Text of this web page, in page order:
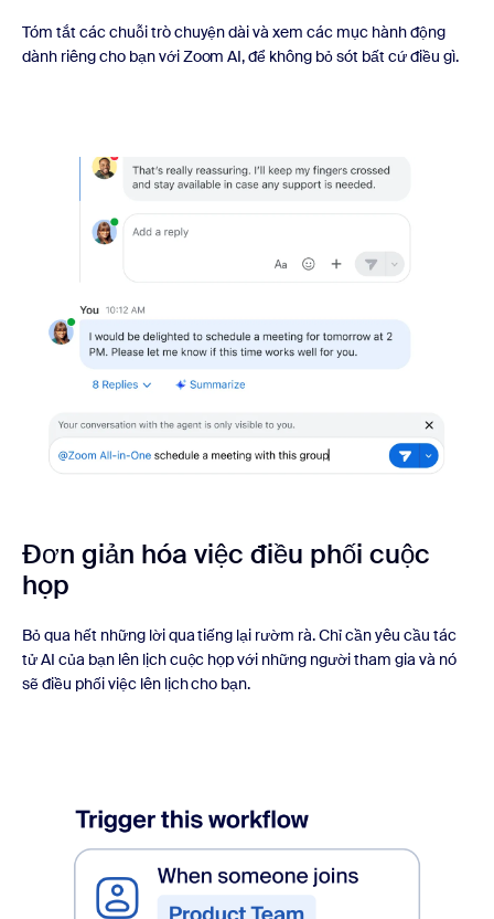
Tóm tắt các chuỗi trò chuyện dài và xem các mục hành động
dành riêng cho bạn với Zoom AI, để không bỏ sót bất cứ điều gì.
Đơn giản hóa việc điều phối cuộc
họp
Bỏ qua hết những lời qua tiếng lại rườm rà. Chỉ cần yêu cầu tác
tử AI của bạn lên lịch cuộc họp với những người tham gia và nó
sẽ điều phối việc lên lịch cho bạn.